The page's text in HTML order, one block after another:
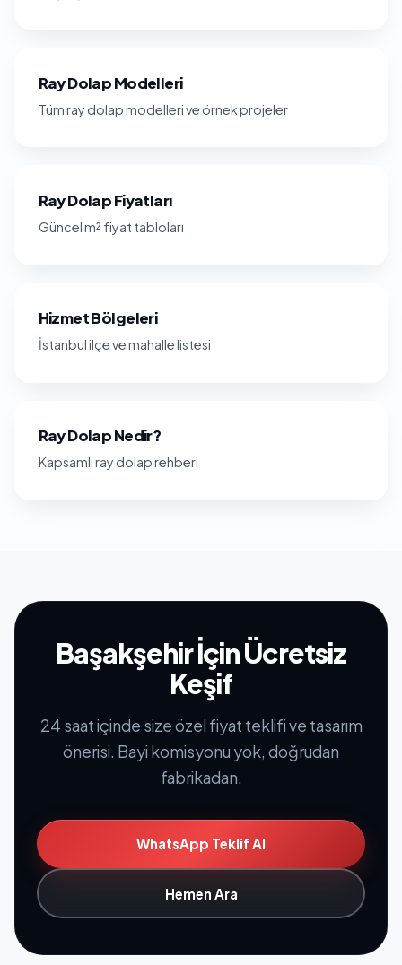
Ray Dolap Modelleri
Tüm ray dolap modelleri ve örnek projeler
Ray Dolap Fiyatları
Güncel m² fiyat tabloları
Hizmet Bölgeleri
İstanbul ilçe ve mahalle listesi
Ray Dolap Nedir?
Kapsamlı ray dolap rehberi
Başakşehir İçin Ücretsiz
Keşif
24 saat içinde size özel fiyat teklifi ve tasarım
önerisi. Bayi komisyonu yok, doğrudan
fabrikadan.
WhatsApp Teklif Al
Hemen Ara